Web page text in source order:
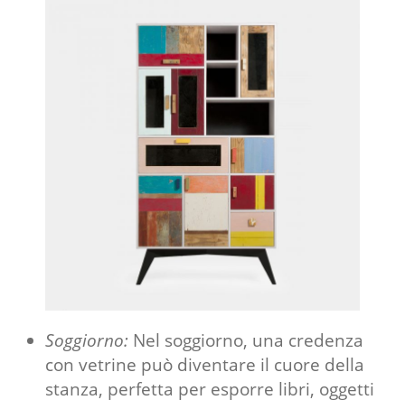
Soggiorno: Nel soggiorno, una credenza
con vetrine può diventare il cuore della
stanza, perfetta per esporre libri, oggetti